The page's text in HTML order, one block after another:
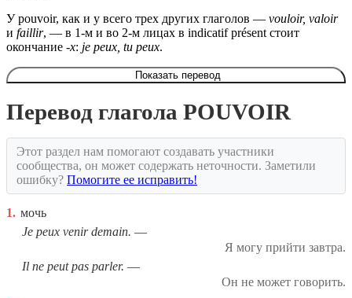
У pouvoir, как и у всего трех других глаголов — vouloir, valoir
и faillir, — в 1-м и во 2-м лицах в indicatif présent стоит
окончание -x: je peux, tu peux.
Показать перевод
Перевод глагола POUVOIR
Этот раздел нам помогают создавать участники
сообщества, он может содержать неточности. Заметили
ошибку? Помогите ее исправить!
1. мочь
Je peux venir demain.
Я могу прийти завтра.
Il ne peut pas parler.
Он не может говорить.